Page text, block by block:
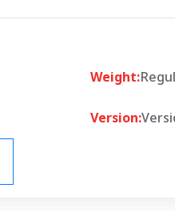
Weight:
Version: